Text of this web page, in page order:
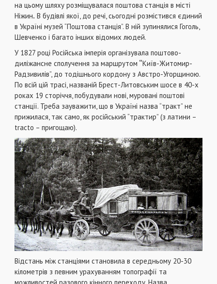
на цьому шляху розміщувалася поштова станція в місті
Ніжин. В будівлі якої, до речі, сьогодні розмістився єдиний
в Україні музей “Поштова станція”. В ній зупинялися Гоголь,
Шевченко і багато інших відомих людей.
У 1827 році Російська імперія організувала поштово-
диліжансне сполучення за маршрутом “Київ-Житомир-
Радзивилів”, до тодішнього кордону з Австро-Угорщиною.
По всій цій трасі, названій Брест-Литовським шосе в 40-х
роках 19 сторіччя, побудували нові, муровані поштові
станції. Треба зауважити, що в Україні назва “тракт” не
прижилася, так само, як російський “трактир” (з латини –
tractо – пригощаю).
Відстань між станціями становила в середньому 20-30
кілометрів з певним урахуванням топографії та